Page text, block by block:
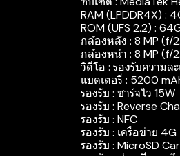
RAM (LPDDR4X) :
ROM (UFS 2.2) :
กล้องหลัง : 8 MP (f/
กล้องหน้า : 8 MP (f/
วิดีโอ : รองรับความล
แบตเตอรี่ : 5200
รองรับ : ชาร์จไว 15W
รองรับ : Reverse
รองรับ : NFC
รองรับ : เครือข่าย 4G
รองรับ : MicroSD